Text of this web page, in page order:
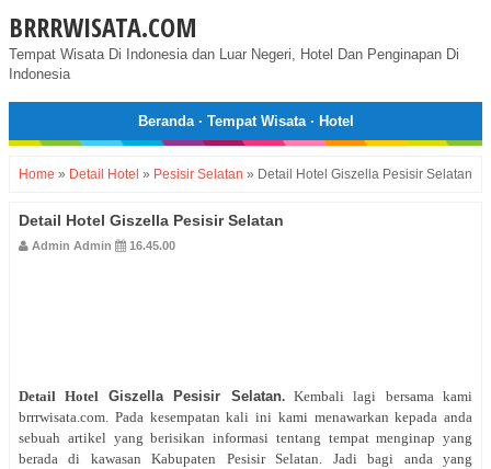
BRRRWISATA.COM
Tempat Wisata Di Indonesia dan Luar Negeri, Hotel Dan Penginapan Di
Indonesia
Beranda· Tempat Wisata· Hotel
Home » Detail Hotel » Pesisir Selatan » Detail Hotel Giszella Pesisir Selatan
Detail Hotel Giszella Pesisir Selatan
Admin Admin 16.45.00
Detail Hotel Giszella Pesisir Selatan. Kembali lagi bersama kami
brrrwisata.com. Pada kesempatan kali ini kami menawarkan kepada anda
sebuah artikel yang berisikan informasi tentang tempat menginap yang
berada di kawasan Kabupaten Pesisir Selatan. Jadi bagi anda yang